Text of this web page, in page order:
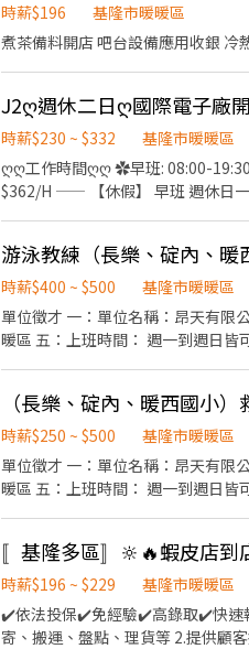
時薪$196
基隆市暖暖區
煮茶備料開店 吧台設備應用收銀 冷
時薪$230 ~ $332
基隆市暖暖區
ღღ工作時間ღღ ✿早班: 08:00-
$362/H —— 【休假】 早班 週休日
配 ✿免學歷、免輪班 ✿休息時間➜
估考核轉正，轉正後福利 產檢補助
優惠，員工認股 各式禮金，旅遊補助，員工
7730-8927 ✚ ʟɪɴᴇ 快速洽詢
洽詢 https://gsdjobs.pse.is/HR05
游泳教練（長樂、碇內、暖
時薪$400 ~ $500
基隆市暖暖區
單位徵才 一：單位名稱：昂天有限
暖區 五：上班時間： 週一到週日
代辦事務 現場有GooSwim游泳教學教育訓練 游泳教練，歡迎來面試 救生性質工作，水質檢測，簡易機房處理，維護現場安全
現場有GooSwim游泳教學教育訓練
（長樂、碇內、暖西國小
時薪$250 ~ $500
基隆市暖暖區
單位徵才 一：單位名稱：昂天有限
暖區 五：上班時間： 週一到週日
環境整潔，游泳教學、協助代辦事務 現場有GooSwim游泳教學教育訓練 游泳教練，歡迎來面試 救生性質工作，水質檢測，
機房處理，維
時薪$196 ~ $229
基隆市暖暖區
✔️依法投保✔️免經驗✔️高錄取✔️快速報到✔️提供完整教育訓練及
寄、搬運、盤點、理貨等 2.提供顧